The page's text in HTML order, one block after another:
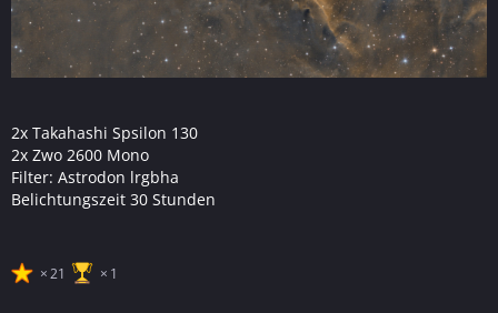
2x Takahashi Spsilon 130
2x Zwo 2600 Mono
Filter: Astrodon lrgbha
Belichtungszeit 30 Stunden
21 1